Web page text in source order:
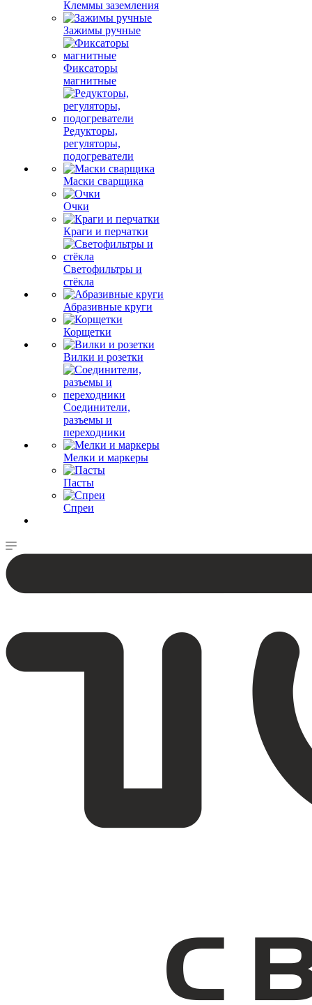
Клеммы заземления
Зажимы ручные
Фиксаторы
магнитные
Редукторы,
регуляторы,
подогреватели
Маски сварщика
Очки
Краги и перчатки
Светофильтры и
стёкла
Абразивные круги
Корщетки
Вилки и розетки
Соединители,
разъемы и
переходники
Мелки и маркеры
Пасты
Спреи